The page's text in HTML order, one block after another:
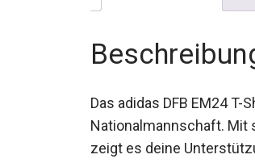
Das adidas DFB EM24
Nationalmannschaft. Mit
Vorderseite zeigt es